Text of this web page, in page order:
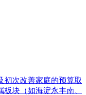
初次改善家庭的预算取
块（如海淀永丰南、